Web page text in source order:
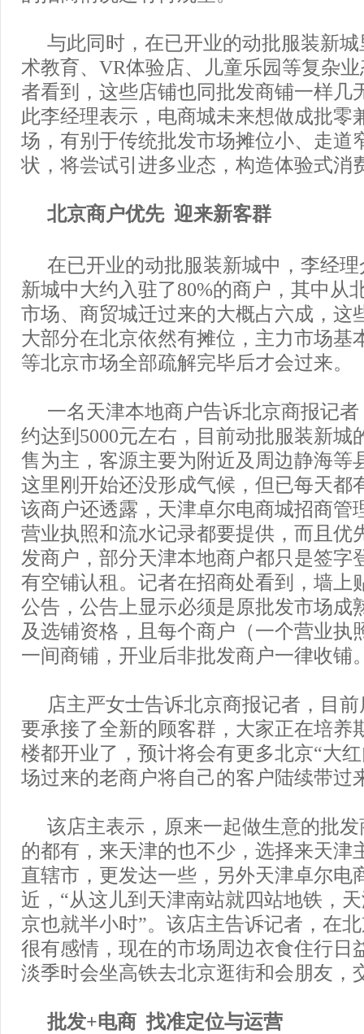
与此同时，在已开业的动批服装新
术教育、VR体验店、儿童乐园等复杂
者看到，这些店铺也同批发商铺一样几
此李经理表示，电商城未来想做成批零
场，有别于传统批发市场摊位小、走道
状，将尝试引进多业态，构造体验式消
北京商户优先 迎来新客群
在已开业的动批服装新城中，李经
新城中大约入驻了80%的商户，其中从
市场、商贸城迁过来的大概占六成，这
大部分在北京依然有摊位，主力市场基
等北京市场全部疏解完毕后才会过来。
一名天津本地商户告诉北京商报记
约达到5000元左右，目前动批服装新城
售为主，客源主要为附近及周边静海等
这里刚开始还没形成气候，但已每天都
该商户还透露，天津卓尔电商城招商管
营业执照和流水记录都要提供，而且优
发商户，部分天津本地商户都只是签字
有空铺认租。记者在招商处看到，墙上
公告，公告上显示必须是原批发市场成
及选铺资格，且每个商户（一个营业执
一间商铺，开业后非批发商户一律收铺
店主严女士告诉北京商报记者，目
要承接了全新的顾客群，大家正在培养
楼都开业了，预计将会有更多北京“大
场过来的老商户将自己的客户陆续带过
该店主表示，原来一起做生意的批
的都有，来天津的也不少，选择来天津
直辖市，更发达一些，另外天津卓尔电
近，“从这儿到天津南站就四站地铁，
京也就半小时”。该店主告诉记者，在
很有感情，现在的市场周边衣食住行日
淡季时会坐高铁去北京逛街和会朋友，
批发+电商 找准定位与运营